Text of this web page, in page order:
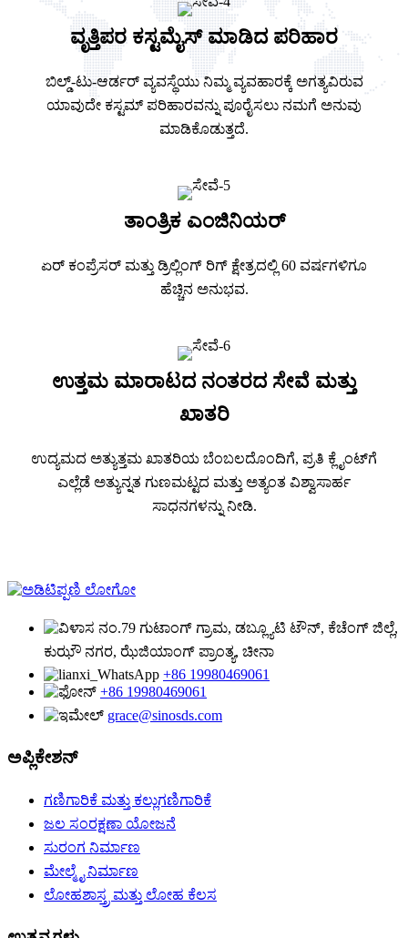
ವೃತ್ತಿಪರ ಕಸ್ಟಮೈಸ್ ಮಾಡಿದ ಪರಿಹಾರ
ಬಿಲ್ಡ್-ಟು-ಆರ್ಡರ್ ವ್ಯವಸ್ಥೆಯು ನಿಮ್ಮ ವ್ಯವಹಾರಕ್ಕೆ ಅಗತ್ಯವಿರುವ
ಯಾವುದೇ ಕಸ್ಟಮ್ ಪರಿಹಾರವನ್ನು ಪೂರೈಸಲು ನಮಗೆ ಅನುವು
ಮಾಡಿಕೊಡುತ್ತದೆ.
ತಾಂತ್ರಿಕ ಎಂಜಿನಿಯರ್
ಏರ್ ಕಂಪ್ರೆಸರ್ ಮತ್ತು ಡ್ರಿಲ್ಲಿಂಗ್ ರಿಗ್ ಕ್ಷೇತ್ರದಲ್ಲಿ 60 ವರ್ಷಗಳಿಗೂ
ಹೆಚ್ಚಿನ ಅನುಭವ.
ಉತ್ತಮ ಮಾರಾಟದ ನಂತರದ ಸೇವೆ ಮತ್ತು
ಖಾತರಿ
ಉದ್ಯಮದ ಅತ್ಯುತ್ತಮ ಖಾತರಿಯ ಬೆಂಬಲದೊಂದಿಗೆ, ಪ್ರತಿ ಕ್ಲೈಂಟ್‌ಗೆ
ಎಲ್ಲೆಡೆ ಅತ್ಯುನ್ನತ ಗುಣಮಟ್ಟದ ಮತ್ತು ಅತ್ಯಂತ ವಿಶ್ವಾಸಾರ್ಹ
ಸಾಧನಗಳನ್ನು ನೀಡಿ.
ನಂ.79 ಗುಟಾಂಗ್ ಗ್ರಾಮ, ಡಬ್ಲ್ಯೂಟಿ ಟೌನ್, ಕೆಚೆಂಗ್ ಜಿಲ್ಲೆ,
ಕುಝೌ ನಗರ, ಝೆಜಿಯಾಂಗ್ ಪ್ರಾಂತ್ಯ, ಚೀನಾ
+86 19980469061
+86 19980469061
grace@sinosds.com
ಅಪ್ಲಿಕೇಶನ್
ಗಣಿಗಾರಿಕೆ ಮತ್ತು ಕಲ್ಲುಗಣಿಗಾರಿಕೆ
ಜಲ ಸಂರಕ್ಷಣಾ ಯೋಜನೆ
ಸುರಂಗ ನಿರ್ಮಾಣ
ಮೇಲ್ಮೈ ನಿರ್ಮಾಣ
ಲೋಹಶಾಸ್ತ್ರ ಮತ್ತು ಲೋಹ ಕೆಲಸ